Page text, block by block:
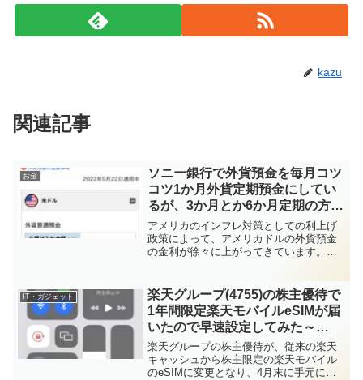
kazu
関連記事
お金
ソニー銀行で外貨預金を毎月コツ
コツ1か月外貨定期預金にしてい
るが、3か月とか6か月定期の方が
得だったか検証
アメリカのインフレ対策としての利上げ
政策によって、アメリカドルの外貨預金
の金利が徐々に上がってきています。
る見込み（利上げ局面）とのことですの
で、セオリー通り長めの...
IT・ガジェット
楽天グループ(4755)の株主優待で
1年間限定楽天モバイルeSIMが届
いたので早速設定してみた～
iPhoneSE3でデュアルSIM～
楽天グループの株主優待が、従来の楽天
キャッシュから株主限定の楽天モバイル
のeSIMに変更となり、4月末に手元に届